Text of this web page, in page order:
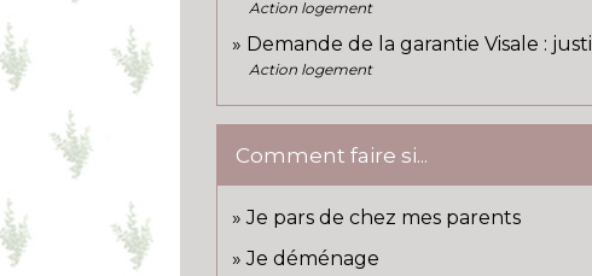
Action logement
Demande de la garantie Visale :
Action logement
Comment faire si...
Je pars de chez mes parents
Je déménage